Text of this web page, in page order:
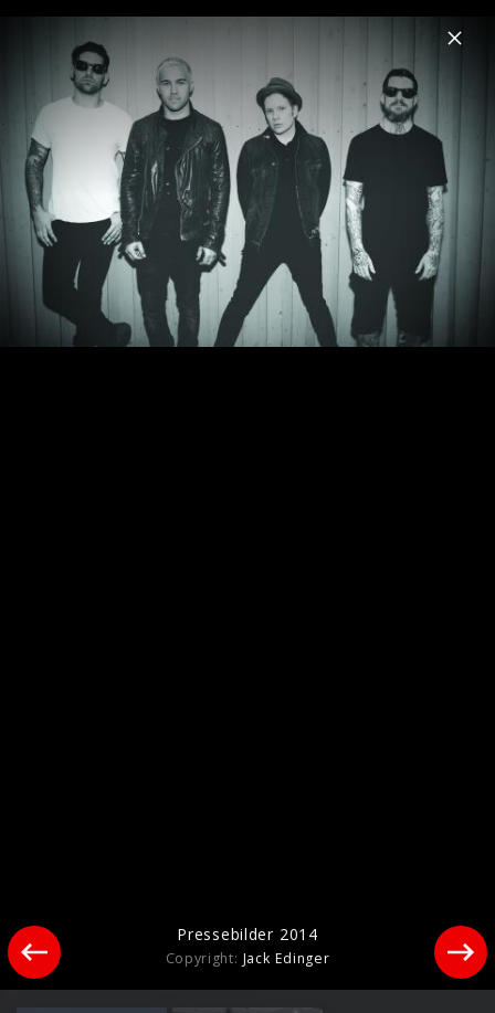
Menu
Fall Out Boy
Home News Musik Videos Fotos Biografie
Pressefotos 2017
Pressebilder 2013
Pressebilder 2014
Copyright: Jack Edinger